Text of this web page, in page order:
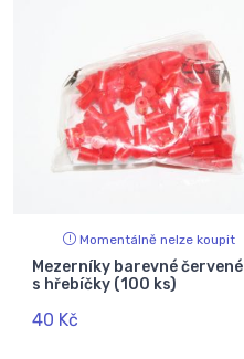
Momentálně nelze koupit
Mezerníky barevné červené
s hřebíčky (100 ks)
40 Kč